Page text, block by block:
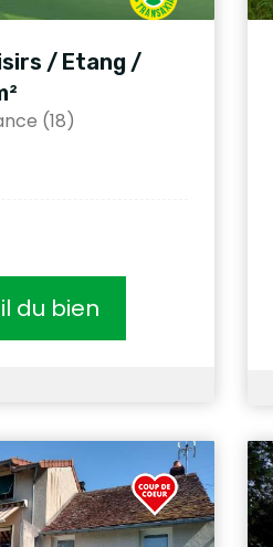
/ Etang /
(18)
du bien